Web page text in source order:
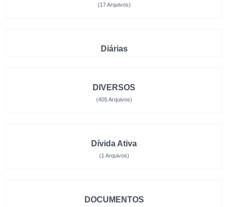
(17 Arquivos)
Diárias
DIVERSOS
(405 Arquivos)
Dívida Ativa
(1 Arquivos)
DOCUMENTOS